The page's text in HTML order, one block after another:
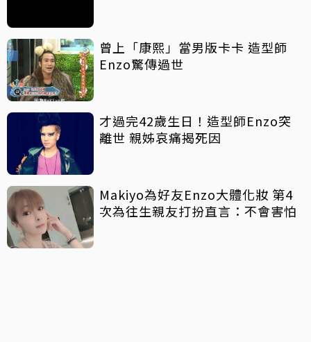
曾上「康熙」當男版卡卡 造型師
Enzo驚傳過世
才過完42歲生日！造型師Enzo突
離世 親姊哀痛揭死因
Makiyo為好友Enzo大體化妝 第4
次為往生親友打扮直言：不會害怕